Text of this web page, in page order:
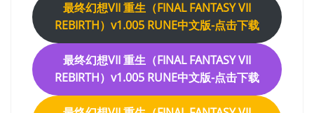
最终幻想VII 重生（FINAL FANTASY VII
REBIRTH）v1.005 RUNE中文版-点击下载
最终幻想VII 重生（FINAL FANTASY VII
REBIRTH）v1.005 RUNE中文版-点击下载